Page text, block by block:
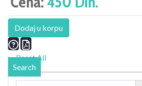
Dodaj u korpu
Reset All
Search